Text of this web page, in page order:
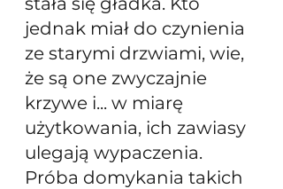
jednak miał do czynienia
ze starymi drzwiami, wie,
że są one zwyczajnie
krzywe i... w miarę
użytkowania, ich zawiasy
ulegają wypaczenia.
Próba domykania takich